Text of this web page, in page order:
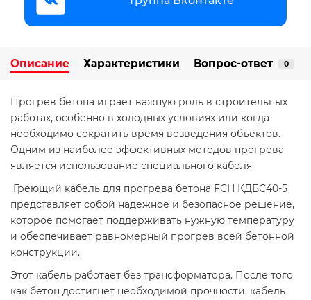
Описание Характеристики Вопрос-ответ 0
Прогрев бетона играет важную роль в строительных
работах, особенно в холодных условиях или когда
необходимо сократить время возведения объектов.
Одним из наиболее эффективных методов прогрева
является использование специального кабеля.
Греющий кабель для прогрева бетона FCH КДБС40-5
представляет собой надежное и безопасное решение,
которое помогает поддерживать нужную температуру
и обеспечивает равномерный прогрев всей бетонной
конструкции.
Этот кабель работает без трансформатора. После того
как бетон достигнет необходимой прочности, кабель